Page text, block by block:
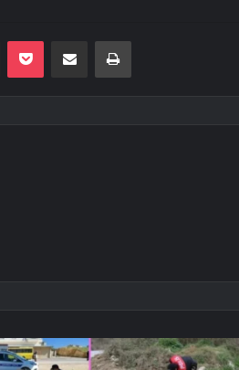
Odnoklassniki
Pocket E-Posta ile paylaş Yazdır